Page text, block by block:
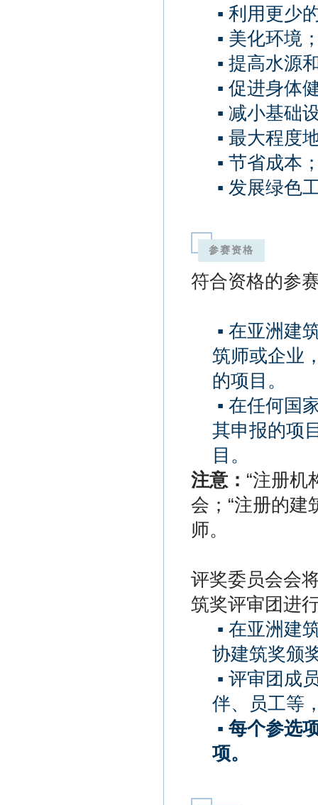
▪ 利用更少
▪ 美化环境
▪ 提高水源
▪ 促进身体
▪ 减小基础
▪ 最大程度
▪ 节省成本
▪ 发展绿色
参赛资格
符合资格的参
▪ 在亚洲建
筑师或企业
的项目。
▪ 在任何国
其申报的项
目。
注意： “注册机
会；“注册的建
师。
评奖委员会会
筑奖评审团进
▪ 在亚洲建
协建筑奖颁
▪ 评审团成
伴、员工等
▪ 每个参选
项。